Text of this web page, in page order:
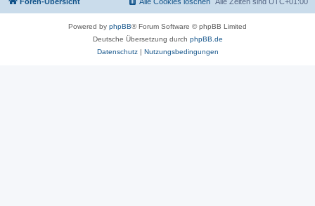
Powered by phpBB® Forum Software © phpBB Limited
Deutsche Übersetzung durch phpBB.de
Datenschutz| Nutzungsbedingungen